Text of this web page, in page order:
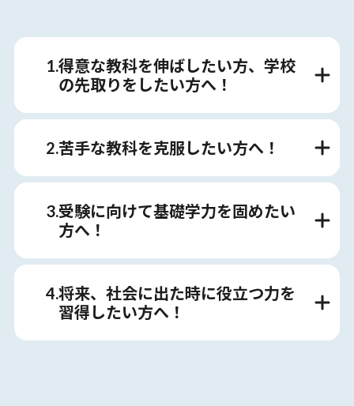
1.得意な教科を伸ばしたい方、学校
の先取りをしたい方へ！
2.苦手な教科を克服したい方へ！
3.受験に向けて基礎学力を固めたい
方へ！
4.将来、社会に出た時に役立つ力を
習得したい方へ！